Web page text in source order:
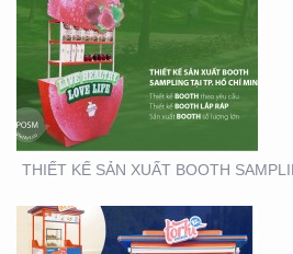
THIẾT KẾ SẢN XUẤT BOOTH
THIẾT KẾ THI CÔNG XE
BÁN HÀNG LƯU ĐỘNG